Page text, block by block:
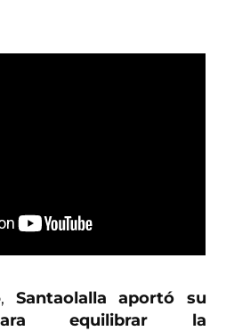
Santaolalla aportó su
equilibrar la